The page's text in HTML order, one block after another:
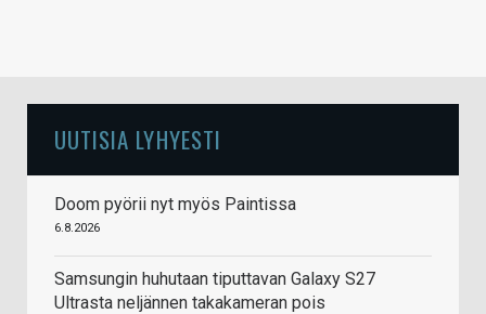
UUTISIA LYHYESTI
Doom pyörii nyt myös Paintissa
6.8.2026
Samsungin huhutaan tiputtavan Galaxy S27
Ultrasta neljännen takakameran pois